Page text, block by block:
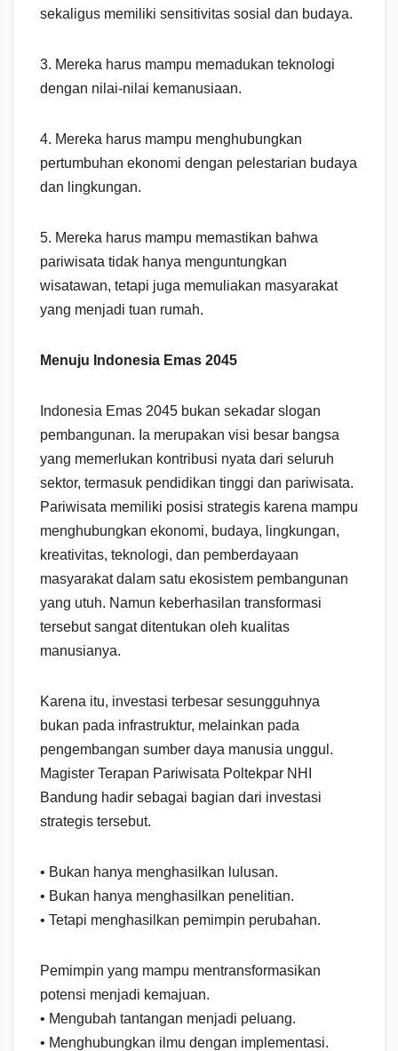
sekaligus memiliki sensitivitas sosial dan budaya.
3. Mereka harus mampu memadukan teknologi
dengan nilai-nilai kemanusiaan.
4. Mereka harus mampu menghubungkan
pertumbuhan ekonomi dengan pelestarian budaya
dan lingkungan.
5. Mereka harus mampu memastikan bahwa
pariwisata tidak hanya menguntungkan
wisatawan, tetapi juga memuliakan masyarakat
yang menjadi tuan rumah.
Menuju Indonesia Emas 2045
Indonesia Emas 2045 bukan sekadar slogan
pembangunan. Ia merupakan visi besar bangsa
yang memerlukan kontribusi nyata dari seluruh
sektor, termasuk pendidikan tinggi dan pariwisata.
Pariwisata memiliki posisi strategis karena mampu
menghubungkan ekonomi, budaya, lingkungan,
kreativitas, teknologi, dan pemberdayaan
masyarakat dalam satu ekosistem pembangunan
yang utuh. Namun keberhasilan transformasi
tersebut sangat ditentukan oleh kualitas
manusianya.
Karena itu, investasi terbesar sesungguhnya
bukan pada infrastruktur, melainkan pada
pengembangan sumber daya manusia unggul.
Magister Terapan Pariwisata Poltekpar NHI
Bandung hadir sebagai bagian dari investasi
strategis tersebut.
• Bukan hanya menghasilkan lulusan.
• Bukan hanya menghasilkan penelitian.
• Tetapi menghasilkan pemimpin perubahan.
Pemimpin yang mampu mentransformasikan
potensi menjadi kemajuan.
• Mengubah tantangan menjadi peluang.
• Menghubungkan ilmu dengan implementasi.